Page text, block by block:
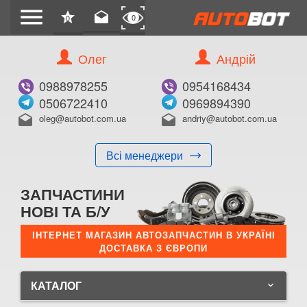
menu star
0 drafts 0
Олег
0988978255
0506722410
drafts oleg@autobot.com.ua
Всі менеджери
Андрій
0954168434
0969894390
drafts andriy@autobot.com.ua
ЗАПЧАСТИНИ
НОВІ ТА Б/У
ІНТЕРНЕТ МАГАЗИН АВТОЗАПЧАСТИН В УКРАЇНІ
ДОСТАВКА З ЄВРОПИ
КАТАЛОГ keyboard_arrow_down